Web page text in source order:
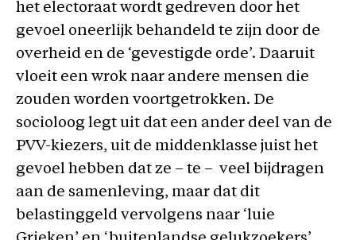
het electoraat wordt gedreven door het
gevoel oneerlijk behandeld te zijn door de
overheid en de ‘gevestigde orde’. Daaruit
vloeit een wrok naar andere mensen die
zouden worden voortgetrokken. De
socioloog legt uit dat een ander deel van de
PVV-kiezers, uit de middenklasse juist het
gevoel hebben dat ze – te – veel bijdragen
aan de samenleving, maar dat dit
belastinggeld vervolgens naar ‘luie